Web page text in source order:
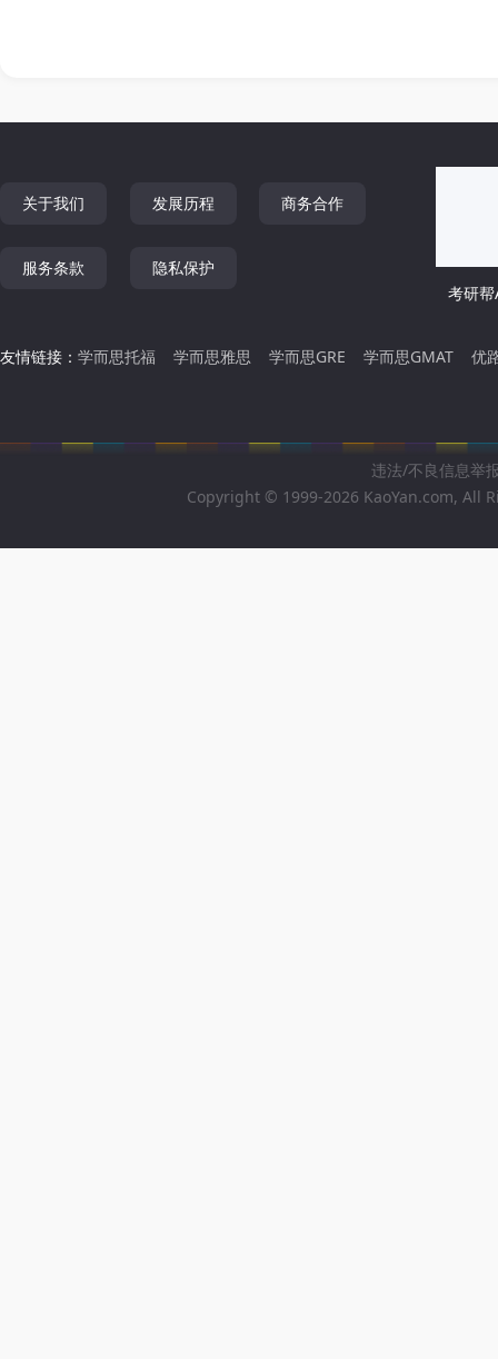
关于我们 发展历程 商务合作
服务条款
隐私保护
考研帮
友情链接： 学而思托福 学而思雅思 学而思GRE 学而思GMAT 优
违法/不良信息举
Copyright © 1999-2026 KaoYan.com, All